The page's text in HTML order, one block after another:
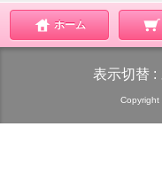
ホーム
表示切替 :
Copyright